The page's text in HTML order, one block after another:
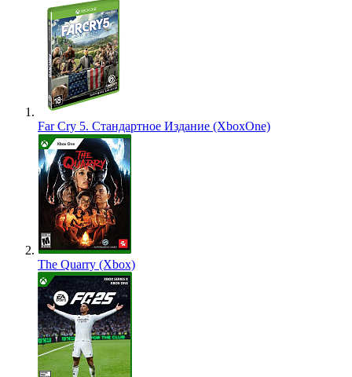
Far Cry 5. Стандартное Издание (XboxOne)
The Quarry (Xbox)